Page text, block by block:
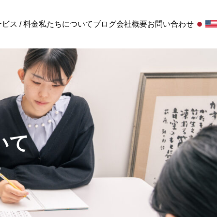
ビス / 料金私たちについてブログ会社概要お問い合わせ
お客様の声
お客様の声 / 千葉県 山広運輸株式会社様 お客様の
Standard顧問+給与
給与関連と労務関連の幅広な対応
て